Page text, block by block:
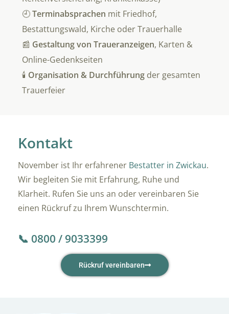
🕘Terminabsprachen mit Friedhof,
Bestattungswald, Kirche oder Trauerhalle
📰 Gestaltung von Traueranzeigen, Karten &
Online-Gedenkseiten
🕯️ Organisation & Durchführungder gesamten
Trauerfeier
Kontakt
November ist Ihr erfahrener Bestatter in Zwickau.
Wir begleiten Sie mit Erfahrung, Ruhe und
Klarheit. Rufen Sie uns an oder vereinbaren Sie
einen Rückruf zu Ihrem Wunschtermin.
📞 0800 / 9033399
Rückruf vereinbaren